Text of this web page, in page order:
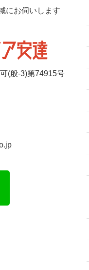
にお伺いします
(般-3)第74915号